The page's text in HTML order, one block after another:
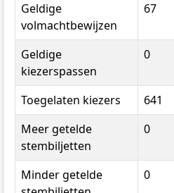
Geldige
volmachtbewijzen
67
Geldige
kiezerspassen
0
Toegelaten kiezers
641
Meer getelde
stembiljetten
0
Minder getelde
0